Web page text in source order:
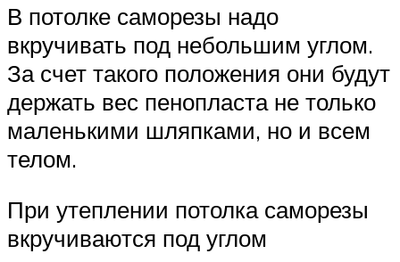
В потолке саморезы надо
вкручивать под небольшим углом.
За счет такого положения они будут
держать вес пенопласта не только
маленькими шляпками, но и всем
телом.
При утеплении потолка саморезы
вкручиваются под углом